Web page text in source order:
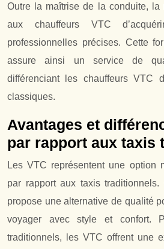
Outre la maîtrise de la conduite, la
aux chauffeurs VTC
professionnelles précises. Cette
assure ainsi un service de
différenciant les chauffeurs VTC
classiques.
Avantages et
par rapport aux taxis
Les VTC représentent une option
par rapport aux taxis
propose une alternative de qualité
voyager avec style et confort.
traditionnels, les VTC offrent une